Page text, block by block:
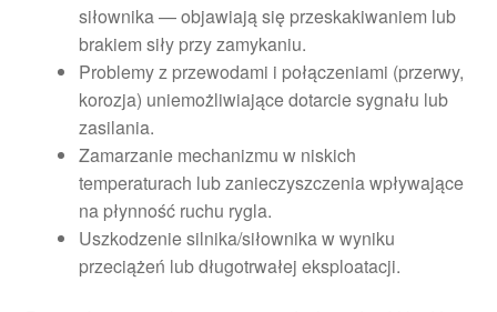
siłownika — objawiają się przeskakiwaniem lub
brakiem siły przy zamykaniu.
Problemy z przewodami i połączeniami (przerwy,
korozja) uniemożliwiające dotarcie sygnału lub
zasilania.
Zamarzanie mechanizmu w niskich
temperaturach lub zanieczyszczenia wpływające
na płynność ruchu rygla.
Uszkodzenie silnika/siłownika w wyniku
przeciążeń lub długotrwałej eksploatacji.